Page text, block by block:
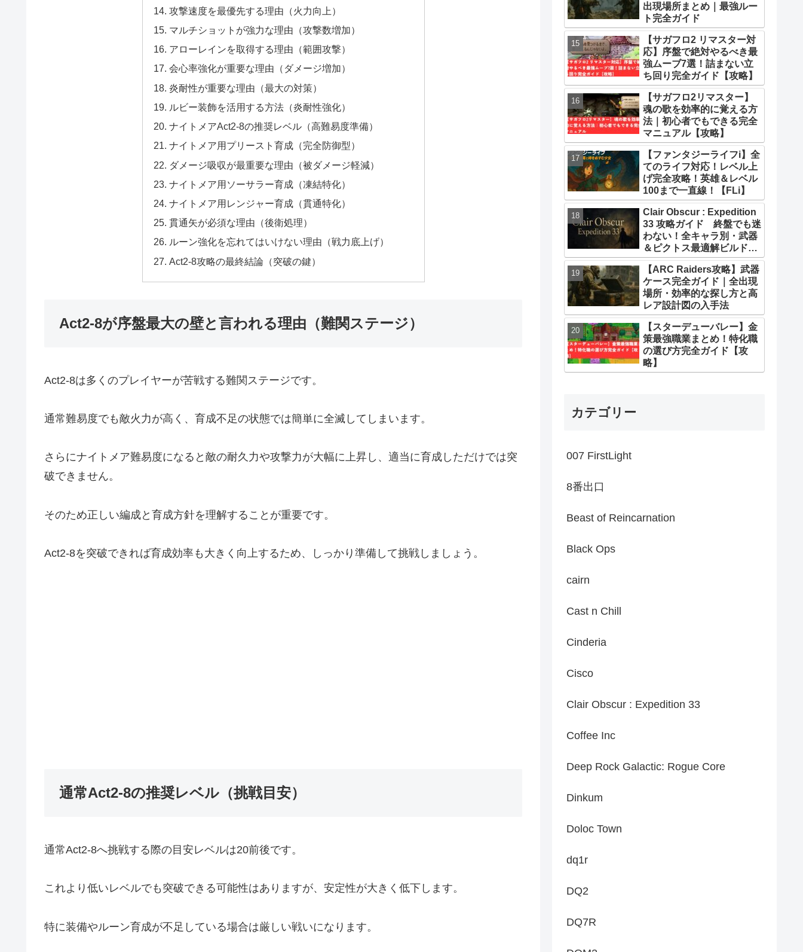
攻撃速度を最優先する理由（火力向上）
マルチショットが強力な理由（攻撃数増加）
アローレインを取得する理由（範囲攻撃）
会心率強化が重要な理由（ダメージ増加）
炎耐性が重要な理由（最大の対策）
ルビー装飾を活用する方法（炎耐性強化）
ナイトメアAct2-8の推奨レベル（高難易度準備）
ナイトメア用プリースト育成（完全防御型）
ダメージ吸収が最重要な理由（被ダメージ軽減）
ナイトメア用ソーサラー育成（凍結特化）
ナイトメア用レンジャー育成（貫通特化）
貫通矢が必須な理由（後衛処理）
ルーン強化を忘れてはいけない理由（戦力底上げ）
Act2-8攻略の最終結論（突破の鍵）
Act2-8が序盤最大の壁と言われる理由（難関ステージ）
Act2-8は多くのプレイヤーが苦戦する難関ステージです。
通常難易度でも敵火力が高く、育成不足の状態では簡単に全滅してしまいます。
さらにナイトメア難易度になると敵の耐久力や攻撃力が大幅に上昇し、適当に育成しただけでは突
破できません。
そのため正しい編成と育成方針を理解することが重要です。
Act2-8を突破できれば育成効率も大きく向上するため、しっかり準備して挑戦しましょう。
通常Act2-8の推奨レベル（挑戦目安）
通常Act2-8へ挑戦する際の目安レベルは20前後です。
これより低いレベルでも突破できる可能性はありますが、安定性が大きく低下します。
特に装備やルーン育成が不足している場合は厳しい戦いになります。
出現場所まとめ｜最強ルー
ト完全ガイド
【サガフロ2 リマスター対
応】序盤で絶対やるべき最
強ムーブ7選！詰まない立
ち回り完全ガイド【攻略】
【サガフロ2リマスター】
魂の歌を効率的に覚える方
法｜初心者でもできる完全
マニュアル【攻略】
【ファンタジーライフi】全
てのライフ対応！レベル上
げ完全攻略！英雄＆レベル
100まで一直線！【FLi】
Clair Obscur : Expedition
33 攻略ガイド 終盤でも迷
わない！全キャラ別・武器
＆ピクトス最適解ビルドま
とめ
【ARC Raiders攻略】武器
ケース完全ガイド｜全出現
場所・効率的な探し方と高
レア設計図の入手法
【スターデューバレー】金
策最強職業まとめ！特化職
の選び方完全ガイド【攻
略】
カテゴリー
007 FirstLight
8番出口
Beast of Reincarnation
Black Ops
cairn
Cast n Chill
Cinderia
Cisco
Clair Obscur : Expedition 33
Coffee Inc
Deep Rock Galactic: Rogue Core
Dinkum
Doloc Town
dq1r
DQ2
DQ7R